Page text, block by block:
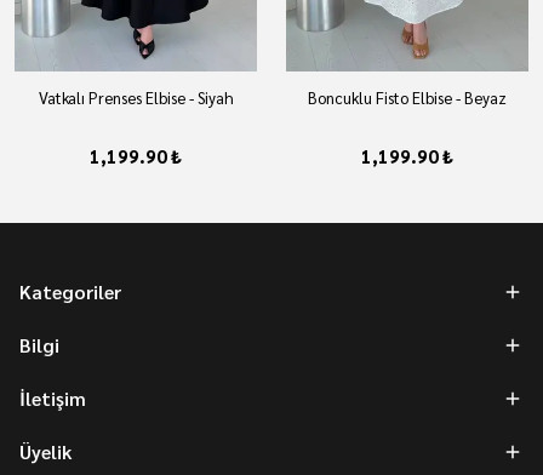
Vatkalı Prenses Elbise - Siyah
1,199.90 ₺
Boncuklu Fisto Elbise - Beyaz
1,199.90 ₺
Kategoriler
Bilgi
İletişim
Üyelik